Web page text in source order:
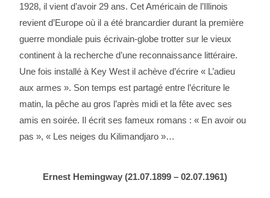
1928, il vient d’avoir 29 ans. Cet Américain de l’Illinois
revient d’Europe où il a été brancardier durant la première
guerre mondiale puis écrivain-globe trotter sur le vieux
continent à la recherche d’une reconnaissance littéraire.
Une fois installé à Key West il achève d’écrire « L’adieu
aux armes ». Son temps est partagé entre l’écriture le
matin, la pêche au gros l’après midi et la fête avec ses
amis en soirée. Il écrit ses fameux romans : « En avoir ou
pas », « Les neiges du Kilimandjaro »…
Ernest Hemingway (21.07.1899 – 02.07.1961)